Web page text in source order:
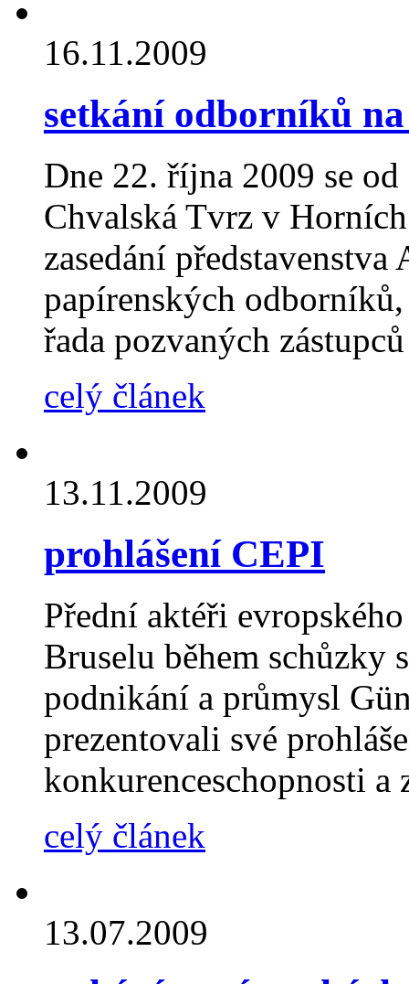
16.11.2009
setkání odborníků
Dne 22. října 2009 se
Chvalská Tvrz v
zasedání
papírenských
řada pozvaných
celý článek
13.11.2009
prohlášení CEPI
Přední aktéři
Bruselu během schůzky
podnikání a průmysl
prezentovali své
konkurenceschopnosti a
celý článek
13.07.2009